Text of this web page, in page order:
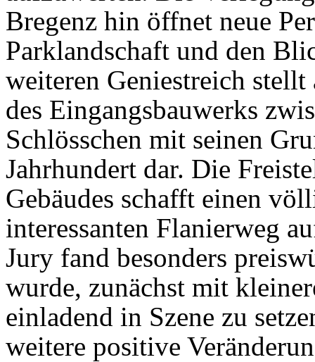
Bregenz hin öffnet neue
Parklandschaft und den
weiteren Geniestreich
des Eingangsbauwerks
Schlösschen mit seinen
Jahrhundert dar. Die
Gebäudes schafft einen
interessanten Flanierweg
Jury fand besonders
wurde, zunächst mit
einladend in Szene zu
weitere positive